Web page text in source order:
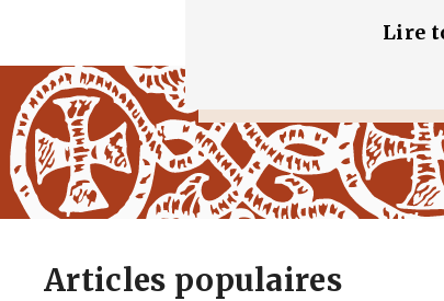
Lire
Articles populaires